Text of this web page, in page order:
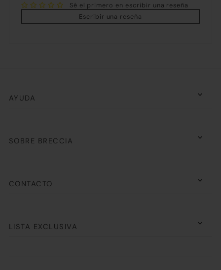
Sé el primero en escribir una reseña
Escribir una reseña
AYUDA
SOBRE BRECCIA
CONTACTO
LISTA EXCLUSIVA